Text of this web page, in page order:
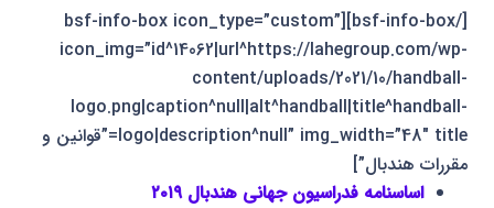
[/bsf-info-box][bsf-info-box icon_type=”custom”
icon_img=”id^14062|url^https://lahegroup.com/wp-
content/uploads/2021/10/handball-
logo.png|caption^null|alt^handball|title^handball-
logo|description^null” img_width=”48″ title=”قوانین و
مقررات هندبال”]
اساسنامه فدراسیون جهانی هندبال ۲۰۱۹